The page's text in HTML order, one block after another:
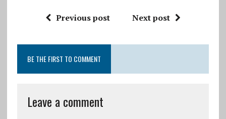
Previous post Next post
BE THE FIRST TO COMMENT
Leave a comment